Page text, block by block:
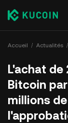
Accueil Actualités
L'achat
Bitcoin
millions